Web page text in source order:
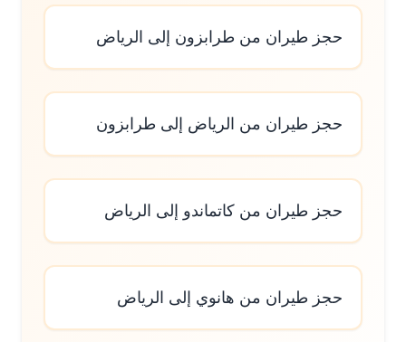
حجز طيران من طرابزون إلى الرياض
حجز طيران من الرياض إلى طرابزون
حجز طيران من كاتماندو إلى الرياض
حجز طيران من هانوي إلى الرياض